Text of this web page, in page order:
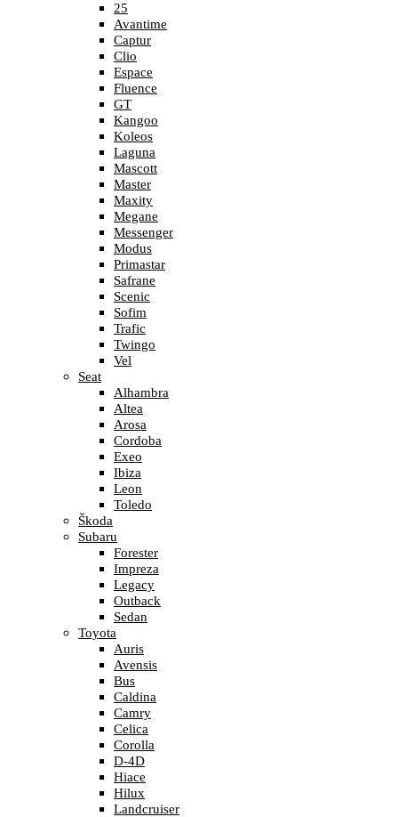
25
Avantime
Captur
Clio
Espace
Fluence
GT
Kangoo
Koleos
Laguna
Mascott
Master
Maxity
Megane
Messenger
Modus
Primastar
Safrane
Scenic
Sofim
Trafic
Twingo
Vel
Seat
Alhambra
Altea
Arosa
Cordoba
Exeo
Ibiza
Leon
Toledo
Škoda
Subaru
Forester
Impreza
Legacy
Outback
Sedan
Toyota
Auris
Avensis
Bus
Caldina
Camry
Celica
Corolla
D-4D
Hiace
Hilux
Landcruiser